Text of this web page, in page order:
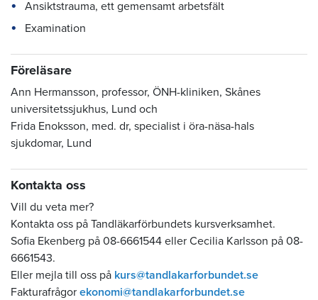
Ansiktstrauma, ett gemensamt arbetsfält
Examination
Föreläsare
Ann Hermansson, professor, ÖNH-kliniken, Skånes
universitetssjukhus, Lund och
Frida Enoksson, med. dr, specialist i öra-näsa-hals
sjukdomar, Lund
Kontakta oss
Vill du veta mer?
Kontakta oss på Tandläkarförbundets kursverksamhet.
Sofia Ekenberg på 08-6661544 eller Cecilia Karlsson på 08-
6661543.
Eller mejla till oss på kurs@tandlakarforbundet.se
Fakturafrågor ekonomi@tandlakarforbundet.se